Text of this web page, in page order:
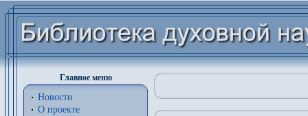
Главное меню
Новости
О проекте